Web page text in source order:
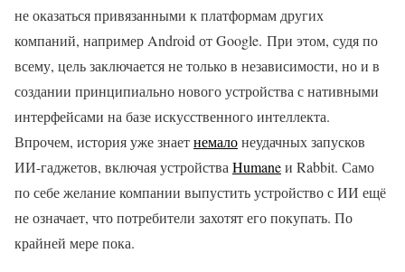
не оказаться привязанными к платформам других
компаний, например Android от Google. При этом, судя по
всему, цель заключается не только в независимости, но и в
создании принципиально нового устройства с нативными
интерфейсами на базе искусственного интеллекта.
Впрочем, история уже знаетнемалонеудачных запусков
ИИ-гаджетов, включая устройства Humaneи Rabbit. Само
по себе желание компании выпустить устройство с ИИ ещё
не означает, что потребители захотят его покупать. По
крайней мере пока.